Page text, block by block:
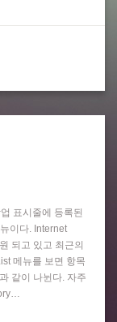
표시줄에 등록된
이다. Internet
되고 있고 최근의
메뉴를 보면 항목
같이 나뉜다. 자주